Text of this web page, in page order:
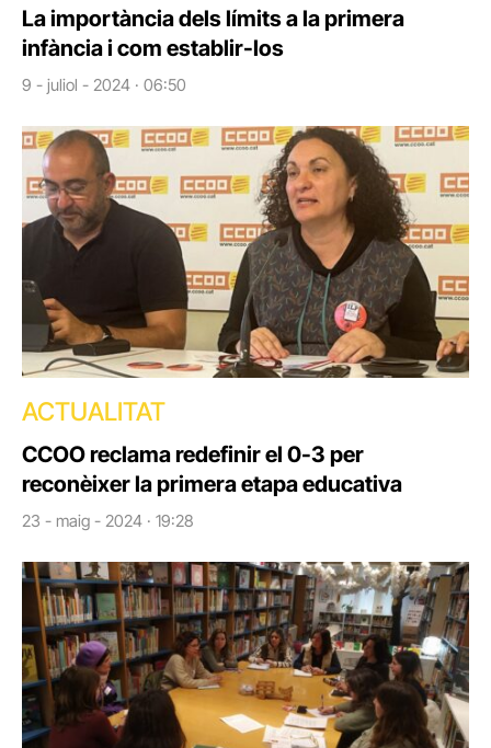
La importància dels límits a la primera
infància i com establir-los
9 - juliol - 2024 · 06:50
ACTUALITAT
CCOO reclama redefinir el 0-3 per
reconèixer la primera etapa educativa
23 - maig - 2024 · 19:28